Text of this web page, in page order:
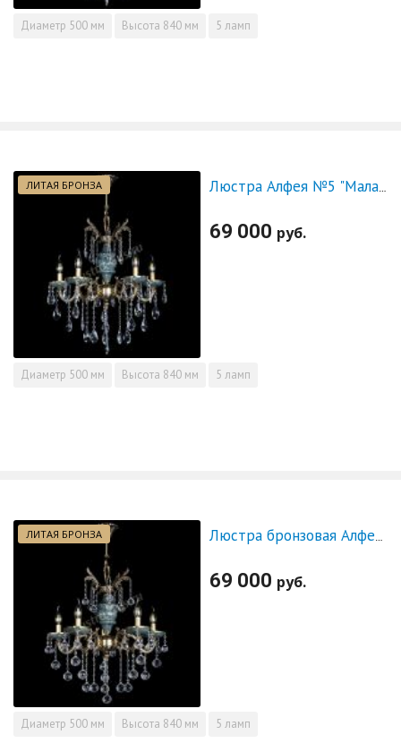
Диаметр 500 мм Высота 840 мм 5 ламп
ЛИТАЯ БРОНЗА
69 000 руб.
Диаметр 500 мм Высота 840 мм 5 ламп
ЛИТАЯ БРОНЗА Люстра бронзовая Алфея №5 "Малахит" шар
69 000 руб.
Диаметр 500 мм Высота 840 мм 5 ламп